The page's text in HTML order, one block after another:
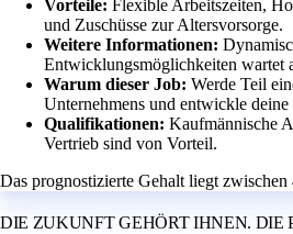
Vorteile: Flexible Arbeitszeiten,
und Zuschüsse zur Altersvorsorge.
Weitere Informationen:
Entwicklungsmöglichkeiten wartet
Warum dieser Job: Werde Teil
Unternehmens und entwickle
Qualifikationen: Kaufmännische
Vertrieb sind von Vorteil.
Das prognostizierte Gehalt liegt
DIE ZUKUNFT GEHÖRT IHNEN. DIE